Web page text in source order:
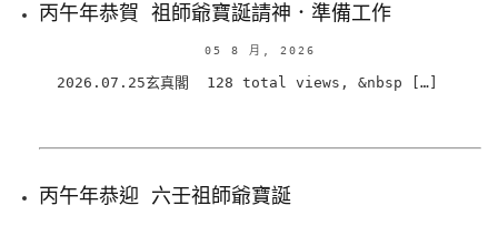
丙午年恭賀 祖師爺寶誕請神．準備工作
05 8 月, 2026
2026.07.25玄真閣 128 total views, &nbsp […]
丙午年恭迎 六壬祖師爺寶誕